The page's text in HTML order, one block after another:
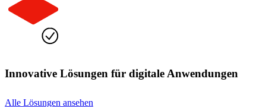
Innovative Lösungen für digitale Anwendungen
Alle Lösungen ansehen